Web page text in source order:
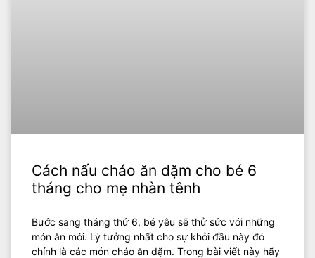
Cách nấu cháo ăn dặm cho bé 6
tháng cho mẹ nhàn tênh
Bước sang tháng thứ 6, bé yêu sẽ thử sức với những
món ăn mới. Lý tưởng nhất cho sự khởi đầu này đó
chính là các món cháo ăn dặm. Trong bài viết này hãy